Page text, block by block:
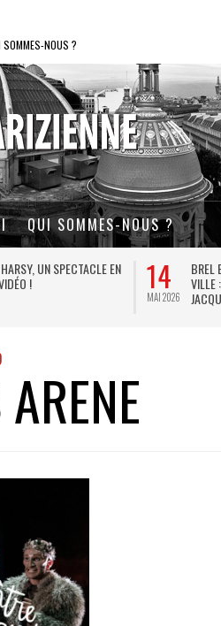
SOMMES-NOUS ?
QUI SOMMES-NOUS ?
UN SPECTACLE EN
!
14
MAI 2026
BREL
VILLE